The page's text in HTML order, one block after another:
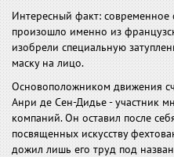
Интересный факт: современное
произошло именно из
изобрели специальную
маску на лицо.
Основоположником движения
Анри де Сен-Дидье - участник
компаний. Он оставил после
посвященных искусству
дожил лишь его труд под